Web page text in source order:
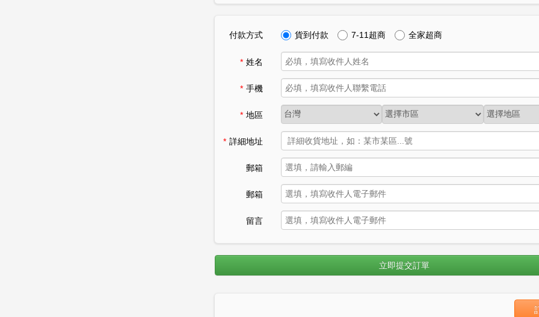
付款方式 貨到付款 7-11超商 全家超商
* 姓名
* 手機
* 地區
* 詳細地址
郵箱
郵箱
留言
立即提交訂單